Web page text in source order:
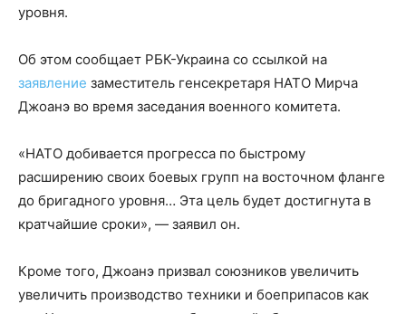
уровня.
Об этом сообщает РБК-Украина со ссылкой на
заявление заместитель генсекретаря НАТО Мирча
Джоанэ во время заседания военного комитета.
«НАТО добивается прогресса по быстрому
расширению своих боевых групп на восточном фланге
до бригадного уровня… Эта цель будет достигнута в
кратчайшие сроки», — заявил он.
Кроме того, Джоанэ призвал союзников увеличить
увеличить производство техники и боеприпасов как